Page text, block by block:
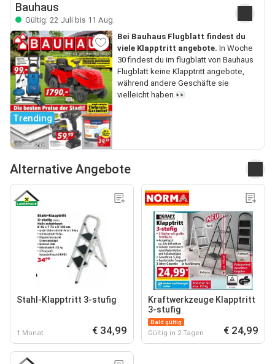
Bauhaus
Gültig: 22 Juli bis 11 Aug.
Trending
Bei Bauhaus Flugblatt findest du
viele Klapptritt angebote. In Woche
30 findest du im flugblatt von Bauhaus
Flugblatt keine Klapptritt angebote,
während andere Geschäfte sie
vielleicht haben.👀
Alternative Angebote
Stahl-Klapptritt 3-stufig
1 Monat € 34,99
Kraftwerkzeuge Klapptritt
3-stufig
Bald gültig
Gültig in 2 Tagen € 24,99